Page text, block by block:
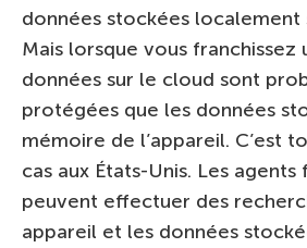
données stockées localement
Mais lorsque vous
données sur le cloud sont
protégées que les données
mémoire de l’appareil. C’est
cas aux États-Unis. Les
peuvent effectuer des
appareil et les données